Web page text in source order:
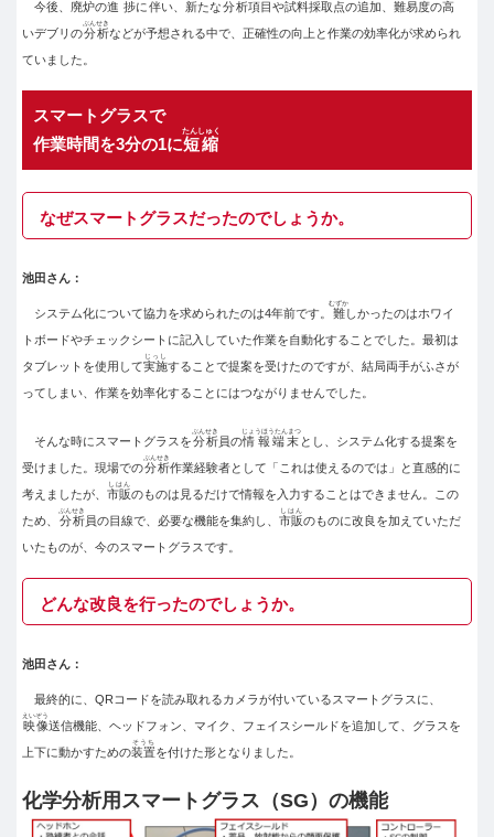
今後、 廃炉の進捗に伴い、新たな分析項目や試料採取点の追加、 難易度の高
いデブリの分析
ぶんせき
などが予想される中で、正確性の向上と作業の効率化が求められ
ていました。
スマートグラスで
作業時間を3分の1に短縮
たんしゅく
なぜスマートグラスだったのでしょうか。
池田さん：
システム化について協力を求められたのは4年前です。 難
むずか
しかったのはホワイ
トボードやチェックシートに記入していた作業を自動化することでした。最初は
タブレットを使用して実施
じっし
することで提案を受けたのですが、結局両手がふさが
ってしまい、作業を効率化することにはつながりませんでした。
そんな時にスマートグラスを分析
ぶんせき
員の情報端末
じょうほうたんまつ
とし、システム化する提案を
受けました。現場での分析
ぶんせき
作業経験者として「これは使えるのでは」と直感的に
考えましたが、 市販
しはん
のものは見るだけで情報を入力することはできません。この
ため、 分析
ぶんせき
員の目線で、必要な機能を集約し、 市販
しはん
のものに改良を加えていただ
いたものが、今のスマートグラスです。
どんな改良を行ったのでしょうか。
池田さん：
最終的に、QRコードを読み取れるカメラが付いているスマートグラスに、
映像
えいぞう
送信機能、ヘッドフォン、マイク、フェイスシールドを追加して、グラスを
上下に動かすための装置
そうち
を付けた形となりました。
化学分析用スマートグラス（SG）の機能